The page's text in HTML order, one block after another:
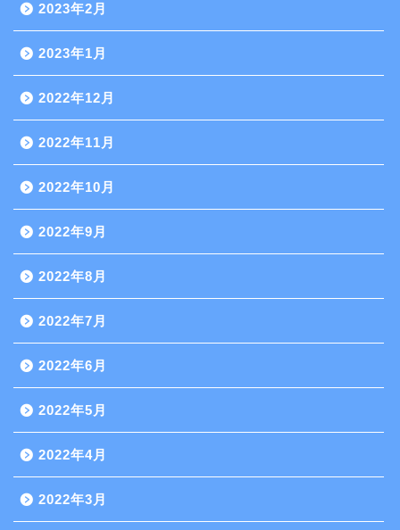
2023年2月
2023年1月
2022年12月
2022年11月
2022年10月
2022年9月
2022年8月
2022年7月
2022年6月
2022年5月
2022年4月
2022年3月